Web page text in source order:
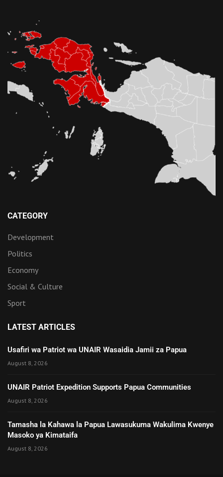
CATEGORY
Development
Politics
Economy
Social & Culture
Sport
LATEST ARTICLES
Usafiri wa Patriot wa UNAIR Wasaidia Jamii za Papua
August 8, 2026
UNAIR Patriot Expedition Supports Papua Communities
August 8, 2026
Tamasha la Kahawa la Papua Lawasukuma Wakulima Kwenye
Masoko ya Kimataifa
August 8, 2026